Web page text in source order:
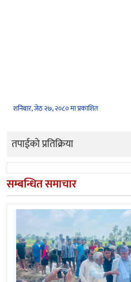
शनिबार, जेठ २७, २०८० मा प्रकाशित
तपाईको प्रतिक्रिया
सम्बन्धित समाचार